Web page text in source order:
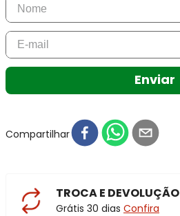
Enviar
Compartilhar
TROCA E DEVOLUÇÃO
Grátis 30 dias Confira